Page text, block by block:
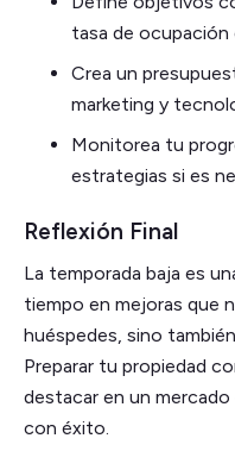
tasa de ocupación
Crea un
marketing y
Monitorea tu
estrategias si es
Reflexión Final
La temporada baja es
tiempo en mejoras que
huéspedes, sino
Preparar tu propiedad
destacar en un
con éxito.